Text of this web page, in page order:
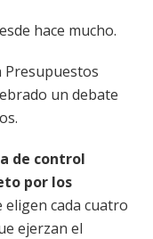
hace mucho.
Presupuestos
un debate
de control
por los
eligen cada cuatro
ejerzan el